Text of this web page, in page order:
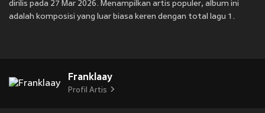
dirilis pada 27 Mar 2026. Menampilkan artis populer, album ini
adalah komposisi yang luar biasa keren dengan total lagu 1.
Franklaay
Profil Artis